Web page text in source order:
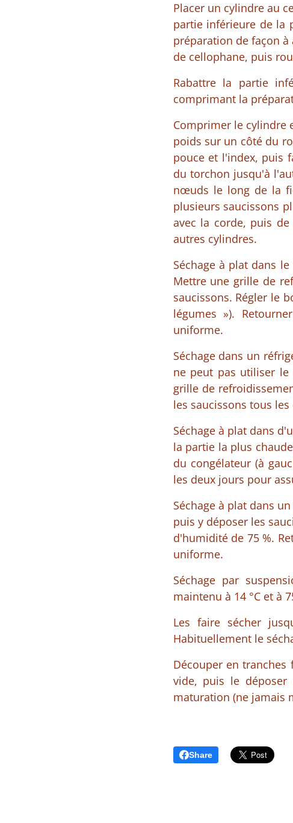
Placer un cylindre au
partie inférieure de la
préparation de façon
de cellophane, puis
Rabattre la partie
comprimant la
Comprimer le cylindre
poids sur un côté du
pouce et l'index, puis
du torchon jusqu'à
nœuds le long de la
plusieurs saucissons
avec la corde, puis
autres cylindres.
Séchage à plat dans
Mettre une grille de
saucissons. Régler le
légumes »).
uniforme.
Séchage dans un
ne peut pas utiliser
grille de
les saucissons tous
Séchage à plat dans
la partie la plus
du congélateur (à
les deux jours pour
Séchage à plat dans
puis y déposer les
d'humidité de 75 %.
uniforme.
Séchage par
maintenu à 14 °C et à
Les faire sécher
Habituellement le
Découper en
vide, puis le
maturation (ne jamais
Share